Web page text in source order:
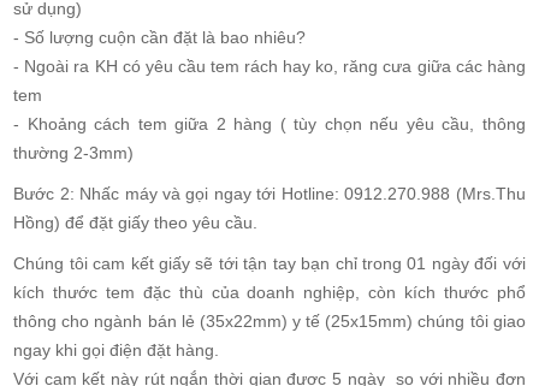
sử dụng)
- Số lượng cuộn cần đặt là bao nhiêu?
- Ngoài ra KH có yêu cầu tem rách hay ko, răng cưa giữa các hàng
tem
- Khoảng cách tem giữa 2 hàng ( tùy chọn nếu yêu cầu, thông
thường 2-3mm)
Bước 2: Nhấc máy và gọi ngay tới Hotline: 0912.270.988 (Mrs.Thu
Hồng) để đặt giấy theo yêu cầu.
Chúng tôi cam kết giấy sẽ tới tận tay bạn chỉ trong 01 ngày đối với
kích thước tem đặc thù của doanh nghiệp, còn kích thước phổ
thông cho ngành bán lẻ (35x22mm) y tế (25x15mm) chúng tôi giao
ngay khi gọi điện đặt hàng.
Với cam kết này rút ngắn thời gian được 5 ngày so với nhiều đơn